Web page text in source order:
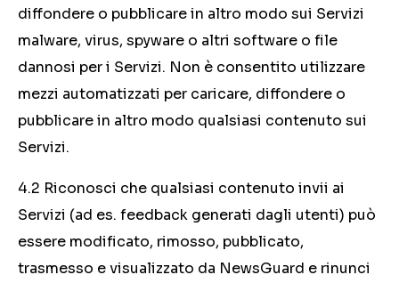
diffondere o pubblicare in altro modo sui Servizi
malware, virus, spyware o altri software o file
dannosi per i Servizi. Non è consentito utilizzare
mezzi automatizzati per caricare, diffondere o
pubblicare in altro modo qualsiasi contenuto sui
Servizi.
4.2 Riconosci che qualsiasi contenuto invii ai
Servizi (ad es. feedback generati dagli utenti) può
essere modificato, rimosso, pubblicato,
trasmesso e visualizzato da NewsGuard e rinunci